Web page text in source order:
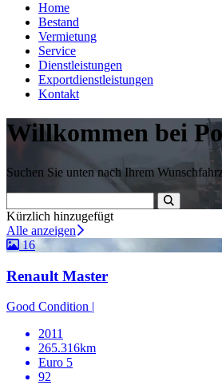
Home
Bestand
Vermietung
Service
Dienstleistungen
Exportdienstleistungen
Kontakt
Willkommen bei
Suchen Sie unten nach Ihrem
Kürzlich hinzugefügt
Alle anzeigen
16
Renault Master
Good Condition |
2011
265.316km
Euro 5
92